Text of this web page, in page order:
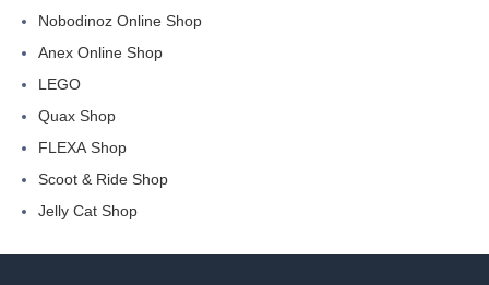
Nobodinoz Online Shop
Anex Online Shop
LEGO
Quax Shop
FLEXA Shop
Scoot & Ride Shop
Jelly Cat Shop